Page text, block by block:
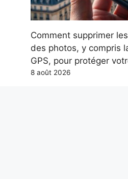
Comment supprimer
des photos, y compris
GPS, pour protéger
8 août 2026